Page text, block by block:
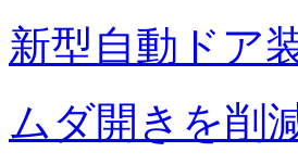
新型自動ドア
ムダ開きを削